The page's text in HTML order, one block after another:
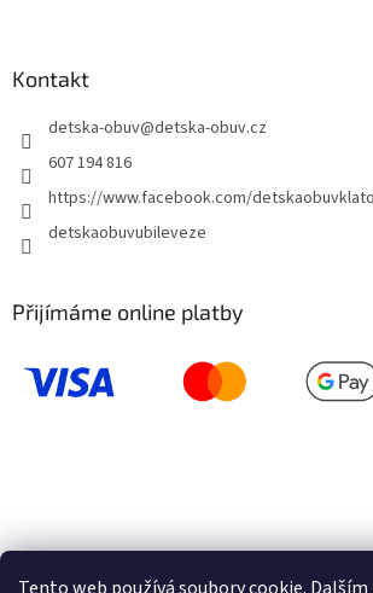
Kontakt
detska-obuv@detska-obuv.cz
607 194 816
https://www.facebook.com/
detskaobuvubileveze
Přijímáme online platby